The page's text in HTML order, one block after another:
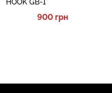
HOOK GB-1
900 грн